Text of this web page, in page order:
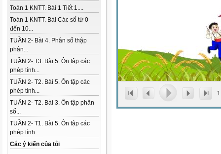
Toán 1 KNTT. Bài 1 Tiết 1....
Toán 1 KNTT. Bài Các số từ 0
đến 10...
TUẦN 2- Bài 4. Phân số thập
phân...
TUẦN 2- T3. Bài 5. Ôn tập các
phép tính...
TUẦN 2- T2. Bài 5. Ôn tập các
phép tính...
TUẦN 2- T2. Bài 3. Ôn tập phân
số...
TUẦN 2- T1. Bài 5. Ôn tập các
phép tính...
Các ý kiến của tôi
1